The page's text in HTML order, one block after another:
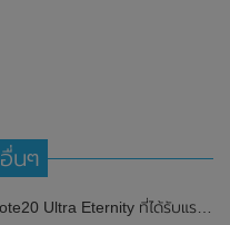
นๆ
ย์ที่มีชื่อเสียง 4 แห่ง และใช้วัสดุจากหินอ่อน Marble และทองคำ Rose gold